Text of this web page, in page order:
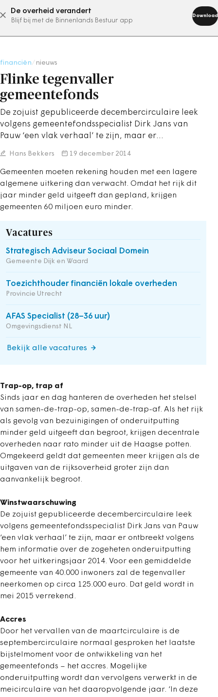
De overheid verandert
Blijf bij met de Binnenlands Bestuur app
Download
abonneer nu
financiën nieuws
Flinke tegenvaller
gemeentefonds
De zojuist gepubliceerde decembercirculaire leek
volgens gemeentefondsspecialist Dirk Jans van
Pauw ‘een vlak verhaal’ te zijn, maar er…
Hans Bekkers 19 december 2014
Gemeenten moeten rekening houden met een lagere
algemene uitkering dan verwacht. Omdat het rijk dit
jaar minder geld uitgeeft dan gepland, krijgen
gemeenten 60 miljoen euro minder.
Vacatures
Strategisch Adviseur Sociaal Domein
Gemeente Dijk en Waard
Toezichthouder financiën lokale overheden
Provincie Utrecht
AFAS Specialist (28–36 uur)
Omgevingsdienst NL
Bekijk alle vacatures
Trap-op, trap af
Sinds jaar en dag hanteren de overheden het stelsel
van samen-de-trap-op, samen-de-trap-af. Als het rijk
als gevolg van bezuinigingen of onderuitputting
minder geld uitgeeft dan begroot, krijgen decentrale
overheden naar rato minder uit de Haagse potten.
Omgekeerd geldt dat gemeenten meer krijgen als de
uitgaven van de rijksoverheid groter zijn dan
aanvankelijk begroot.
Winstwaarschuwing
De zojuist gepubliceerde decembercirculaire leek
volgens gemeentefondsspecialist Dirk Jans van Pauw
‘een vlak verhaal’ te zijn, maar er ontbreekt volgens
hem informatie over de zogeheten onderuitputting
voor het uitkeringsjaar 2014. Voor een gemiddelde
gemeente van 40.000 inwoners zal de tegenvaller
neerkomen op circa 125.000 euro. Dat geld wordt in
mei 2015 verrekend.
Accres
Door het vervallen van de maartcirculaire is de
septembercirculaire normaal gesproken het laatste
bijstelmoment voor de ontwikkeling van het
gemeentefonds – het accres. Mogelijke
onderuitputting wordt dan vervolgens verwerkt in de
meicirculaire van het daaropvolgende jaar. ‘In deze